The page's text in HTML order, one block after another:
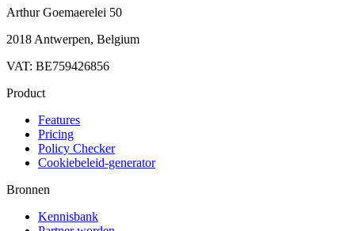
Arthur Goemaerelei 50
2018 Antwerpen, Belgium
VAT: BE759426856
Product
Features
Pricing
Policy Checker
Cookiebeleid-generator
Bronnen
Kennisbank